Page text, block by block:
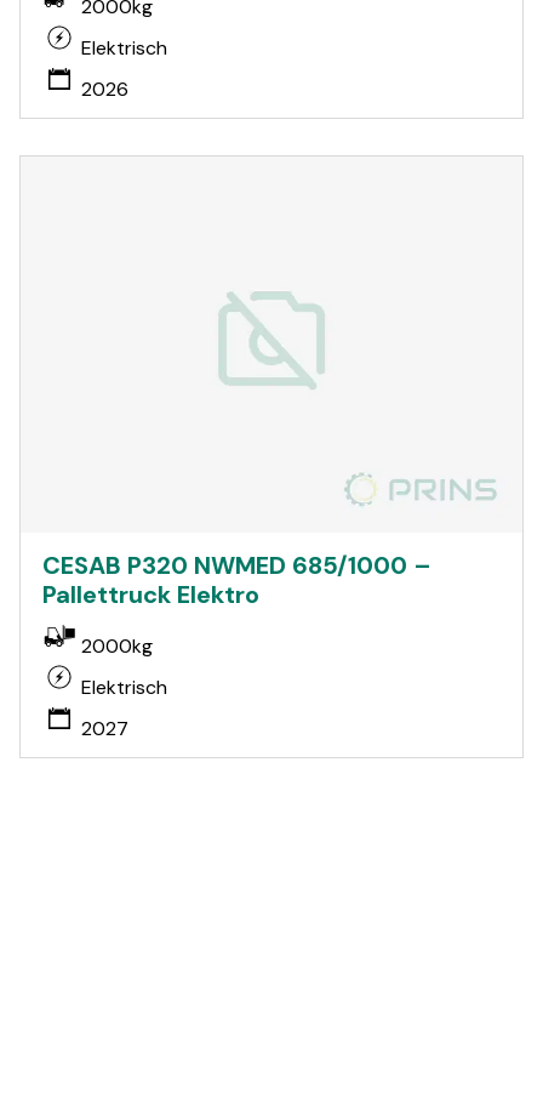
2000kg
Elektrisch
2026
CESAB P320 NWMED 685/1000 –
Pallettruck Elektro
2000kg
Elektrisch
2027